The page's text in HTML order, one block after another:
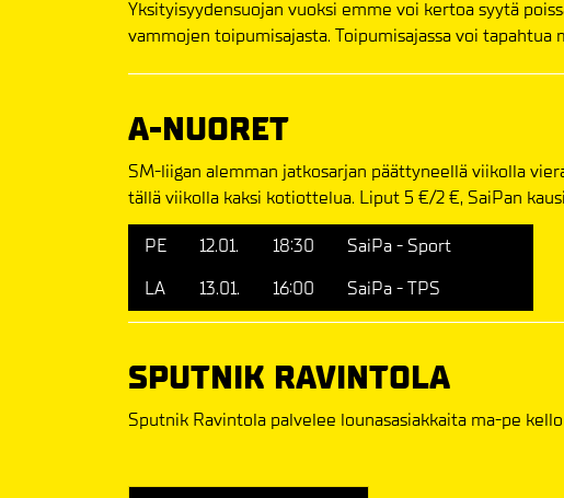
Yksityisyydensuojan vuoksi emme voi kertoa syytä
vammojen toipumisajasta. Toipumisajassa voi tapahtua
A-NUORET
SM-liigan alemman jatkosarjan päättyneellä viikolla
tällä viikolla kaksi kotiottelua. Liput 5 €/2 €, SaiPan
PE 12.01. 18:30
SaiPa - Sport
LA
13.01. 16:00 SaiPa - TPS
SPUTNIK RAVINTOLA
Sputnik Ravintola palvelee lounasasiakkaita ma-pe